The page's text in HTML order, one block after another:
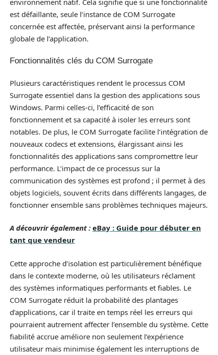
est défaillante, seule l’instance de COM Surrogate
concernée est affectée, préservant ainsi la performance
globale de l’application.
Fonctionnalités clés du COM Surrogate
Plusieurs caractéristiques rendent le processus COM
Surrogate essentiel dans la gestion des applications sous
Windows. Parmi celles-ci, l’efficacité de son
fonctionnement et sa capacité à isoler les erreurs sont
notables. De plus, le COM Surrogate facilite l’intégration de
nouveaux codecs et extensions, élargissant ainsi les
fonctionnalités des applications sans compromettre leur
performance. L’impact de ce processus sur la
communication des systèmes est profond ; il permet à des
objets logiciels, souvent écrits dans différents langages, de
fonctionner ensemble sans problèmes techniques majeurs.
A découvrir également : eBay : Guide pour débuter en
tant que vendeur
Cette approche d’isolation est particulièrement bénéfique
dans le contexte moderne, où les utilisateurs réclament
des systèmes informatiques performants et fiables. Le
COM Surrogate réduit la probabilité des plantages
d’applications, car il traite en temps réel les erreurs qui
pourraient autrement affecter l’ensemble du système. Cette
fiabilité accrue améliore non seulement l’expérience
utilisateur mais minimise également les interruptions de